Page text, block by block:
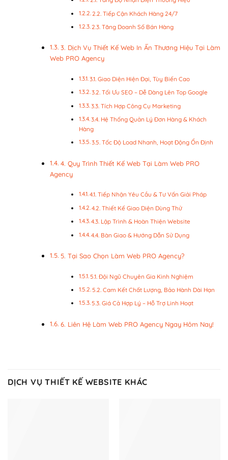
2.2. Tiếp Cận Khách Hàng 24/7
2.3. Tăng Doanh Số Bán Hàng
3. Dịch Vụ Thiết Kế Web In Ấn Thương Hiệu Tại Làm
Web PRO Agency
3.1. Giao Diện Hiện Đại, Tùy Biến Cao
3.2. Tối Ưu SEO – Dễ Dàng Lên Top Google
3.3. Tích Hợp Công Cụ Marketing
3.4. Hệ Thống Quản Lý Đơn Hàng & Khách
Hàng
3.5. Tốc Độ Load Nhanh, Hoạt Động Ổn Định
4. Quy Trình Thiết Kế Web Tại Làm Web PRO
Agency
4.1. Tiếp Nhận Yêu Cầu & Tư Vấn Giải Pháp
4.2. Thiết Kế Giao Diện Dùng Thử
4.3. Lập Trình & Hoàn Thiện Website
4.4. Bàn Giao & Hướng Dẫn Sử Dụng
5. Tại Sao Chọn Làm Web PRO Agency?
5.1. Đội Ngũ Chuyên Gia Kinh Nghiệm
5.2. Cam Kết Chất Lượng, Bảo Hành Dài Hạn
5.3. Giá Cả Hợp Lý – Hỗ Trợ Linh Hoạt
6. Liên Hệ Làm Web PRO Agency Ngay Hôm Nay!
DỊCH VỤ THIẾT KẾ WEBSITE KHÁC